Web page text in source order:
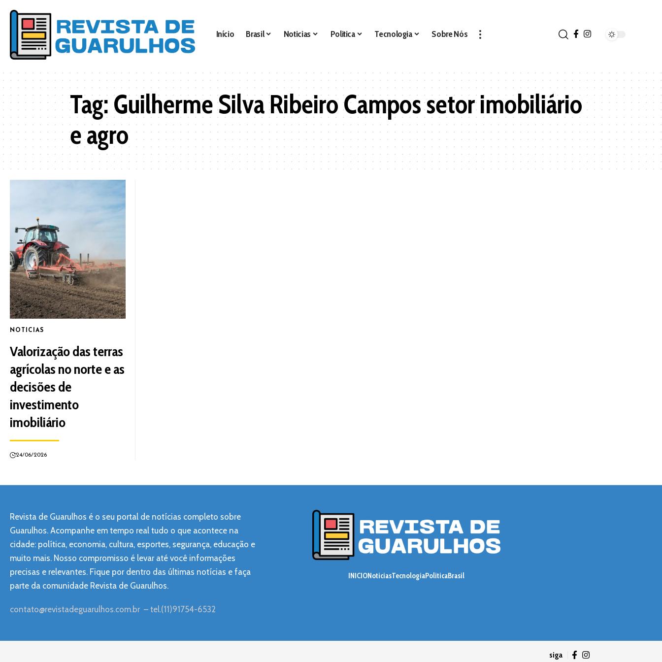
Início Brasil Noticias Politica Tecnologia Sobre Nós
Tag:Guilherme Silva Ribeiro Campos setor imobiliário
e agro
NOTICIAS
Valorização das terras
agrícolas no norte e as
decisões de
investimento
imobiliário
24/06/2026
Revista de Guarulhos é o seu portal de notícias completo sobre
Guarulhos. Acompanhe em tempo real tudo o que acontece na
cidade: política, economia, cultura, esportes, segurança, educação e
muito mais. Nosso compromisso é levar até você informações
precisas e relevantes. Fique por dentro das últimas notícias e faça
parte da comunidade Revista de Guarulhos.
contato@revistadeguarulhos.com.br– tel.(11)91754-6532
INICIONoticiasTecnologiaPoliticaBrasil
siga